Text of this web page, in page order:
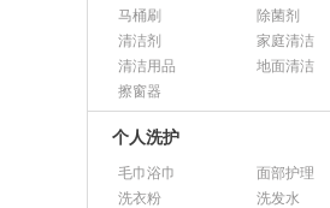
马桶刷
除菌剂
清洁剂
家庭清洁
清洁用品
地面清洁
擦窗器
个人洗护
毛巾浴巾
面部护理
洗衣粉
洗发水